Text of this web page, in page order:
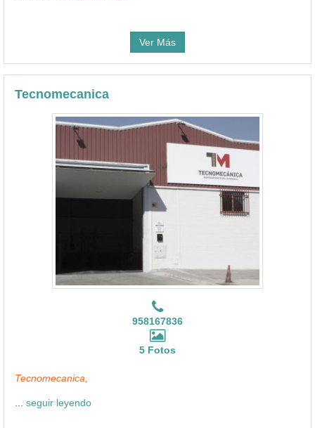
Ver Más
Tecnomecanica
958167836
5 Fotos
Tecnomecanica,
seguir leyendo